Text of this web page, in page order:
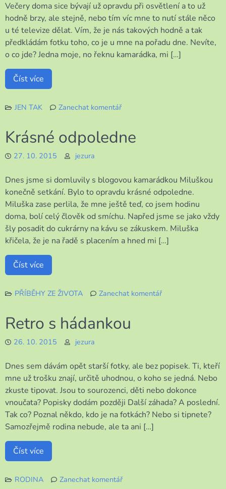
Večery doma sice bývají už opravdu při osvětlení a to už
hodně brzy, ale stejně, nebo tím víc mne to nutí stále něco
u té televize dělat. Vím, že je nás takových hodně a tak
předkládám fotku toho, co je u mne na pořadu dne. Nevíte,
o co jde? Jedna moje, no řeknu kamarádka, mi […]
Číst více
JEN TAK
Zanechat komentář
zábava
Krásné odpoledne
27. 10. 2015 jezura
Dnes jsme si domluvily s blogovou kamarádkou Miluškou
konečně setkání. Bylo to opravdu krásné odpoledne.
Miluška zase perlila, že mne ještě teď, co jsem hodinu
doma, bolí celý člověk od smíchu. Napřed jsme se jako vždy
šly posadit do cukrárny na kávu se zákuskem. Miluška
křičela, že je na řadě s placením a hned mi […]
Číst více
PŘÍBĚHY ZE ŽIVOTA
Zanechat komentář
Retro s hádankou
26. 10. 2015 jezura
Dnes sem dávám opět starší fotky, ale bez popisek. Ti, kteří
mne už trošku znají, určitě uhodnou, o koho se jedná. Nebo
zkuste tipovat. Jsou to sourozenci, děti nebo dokonce
vnoučata? Popisky dodám později Další záhada? A poslední.
Tak co? Poznal někdo, kdo je na fotkách? Nebo si tipnete?
Samozřejmě rodina nebude, ale ta ani […]
Číst více
RODINA
Zanechat komentář